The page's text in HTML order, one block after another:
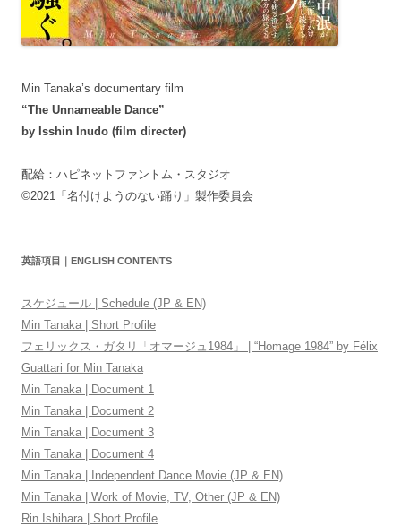
Min Tanaka’s documentary film
“The Unnameable Dance”
by Isshin Inudo (film directer)
配給：ハピネットファントム・スタジオ
©2021「名付けようのない踊り」製作委員会
英語項目｜ENGLISH CONTENTS
スケジュール | Schedule (JP & EN)
Min Tanaka | Short Profile
フェリックス・ガタリ「オマージュ1984」 | “Homage 1984” by Félix
Guattari for Min Tanaka
Min Tanaka | Document 1
Min Tanaka | Document 2
Min Tanaka | Document 3
Min Tanaka | Document 4
Min Tanaka | Independent Dance Movie (JP & EN)
Min Tanaka | Work of Movie, TV, Other (JP & EN)
Rin Ishihara | Short Profile